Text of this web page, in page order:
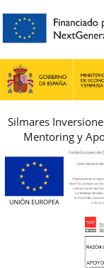
AVISO LEGAL,
REBAJAS
PREGUNTAS
Silmares
Mentoring y